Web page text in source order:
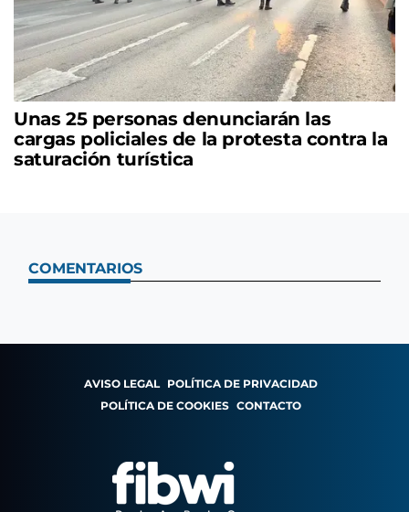
Unas 25 personas denunciarán las
cargas policiales de la protesta contra la
saturación turística
COMENTARIOS
AVISO LEGAL POLÍTICA DE PRIVACIDAD
POLÍTICA DE COOKIES CONTACTO